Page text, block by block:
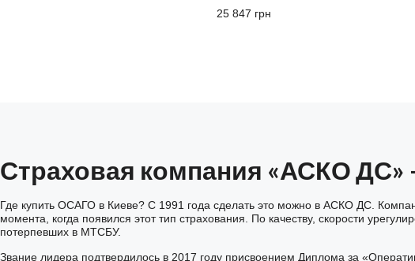
25 847 грн
Страховая компания «АСКО
Где купить ОСАГО в Киеве? С 1991 года сделать это можно в АСКО ДС.
момента, когда появился этот тип страхования. По качеству, скорости
потерпевших в МТСБУ.
Звание лидера подтвердилось в 2017 году присвоением Диплома за